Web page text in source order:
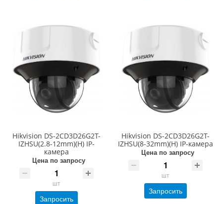
Hikvision DS-2CD3D26G2T-
IZHSU(2.8-12mm)(H) IP-
камера
Цена по запросу
шт
Запросить
Hikvision DS-2CD3D26G2T-
IZHSU(8-32mm)(H) IP-камера
Цена по запросу
шт
Запросить